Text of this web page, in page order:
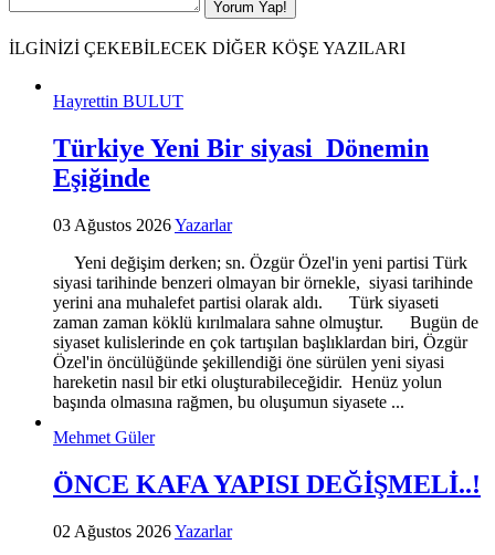
İLGİNİZİ ÇEKEBİLECEK DİĞER KÖŞE YAZILARI
Hayrettin BULUT
Türkiye Yeni Bir siyasi Dönemin
Eşiğinde
03 Ağustos 2026Yazarlar
Yeni değişim derken; sn. Özgür Özel'in yeni partisi Türk
siyasi tarihinde benzeri olmayan bir örnekle, siyasi tarihinde
yerini ana muhalefet partisi olarak aldı. Türk siyaseti
zaman zaman köklü kırılmalara sahne olmuştur. Bugün de
siyaset kulislerinde en çok tartışılan başlıklardan biri, Özgür
Özel'in öncülüğünde şekillendiği öne sürülen yeni siyasi
hareketin nasıl bir etki oluşturabileceğidir. Henüz yolun
başında olmasına rağmen, bu oluşumun siyasete ...
Mehmet Güler
ÖNCE KAFA YAPISI DEĞİŞMELİ..!
02 Ağustos 2026Yazarlar